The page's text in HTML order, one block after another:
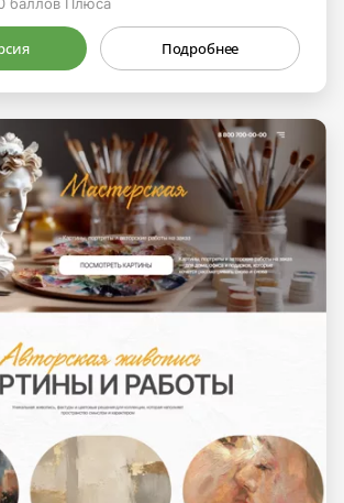
баллов Плюса
Подробнее